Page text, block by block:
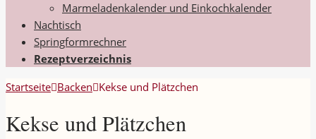
Marmeladenkalender und Einkochkalender
Nachtisch
Springformrechner
Rezeptverzeichnis
Startseite Backen Kekse und Plätzchen
Kekse und Plätzchen